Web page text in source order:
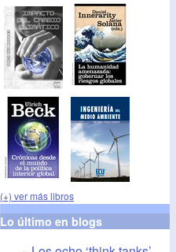
(+) ver más libros
Lo último en blogs